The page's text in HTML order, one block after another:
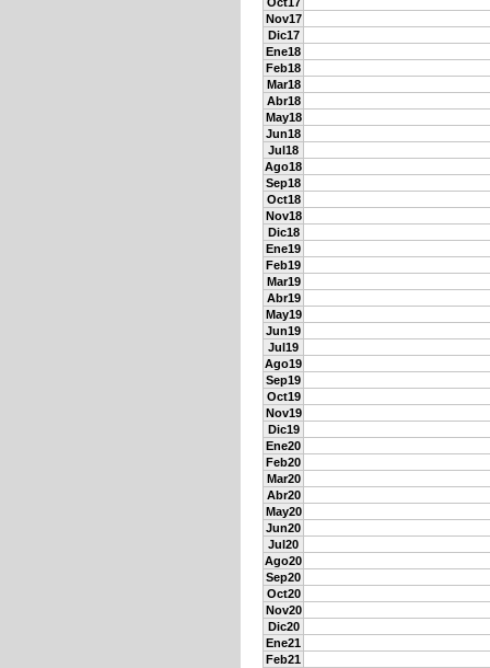
Nov17
Dic17
Ene18
Feb18
Mar18
Abr18
May18
Jun18
Jul18
Ago18
Sep18
Oct18
Nov18
Dic18
Ene19
Feb19
Mar19
Abr19
May19
Jun19
Jul19
Ago19
Sep19
Oct19
Nov19
Dic19
Ene20
Feb20
Mar20
Abr20
May20
Jun20
Jul20
Ago20
Sep20
Oct20
Nov20
Dic20
Ene21
Feb21